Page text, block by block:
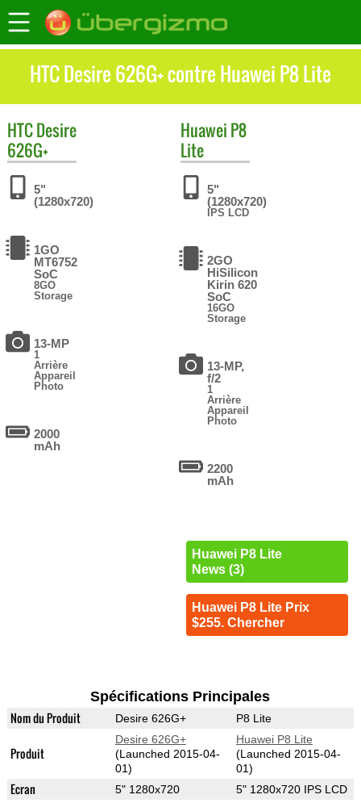
HTC Desire 626G+ contre Huawei P8 Lite
HTCDesire
626G+
5"
(1280x720)
1GO
MT6752
SoC
8GO
Storage
13-MP
1
Arrière
Appareil
Photo
2000
mAh
Huawei P8
Lite
5"
(1280x720)
IPS LCD
2GO
HiSilicon
Kirin 620
SoC
16GO
Storage
13-MP,
f/2
1
Arrière
Appareil
Photo
2200
mAh
Huawei P8 Lite
News (3)
Huawei P8 Lite Prix
$255. Chercher
Spécifications Principales
Nom du Produit Desire 626G+ P8 Lite
Produit
Desire 626G+
(Launched 2015-04-
01)
Huawei P8 Lite
(Launched 2015-04-
01)
Ecran 5" 1280x720 5" 1280x720 IPS LCD